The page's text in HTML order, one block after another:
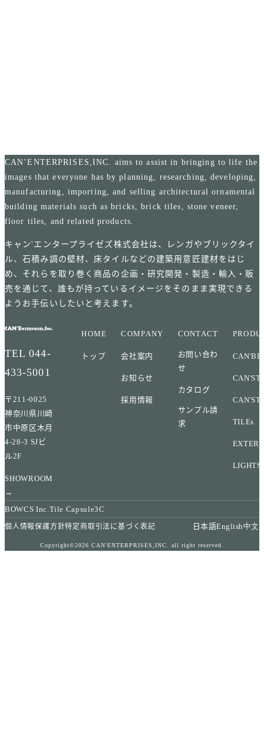
CAN’ENTERPRISES,INC. aims to assist in bringing to life the
images that everyone has by planning, researching, developing,
manufacturing, importing, and selling architectural ornamental
building materials such as bricks, brick tiles, stone veneer,
floor tiles, and related products.
キャン'エンタープライゼズ株式会社は、レンガやブリックタイ
ル、石積み調の壁材、床タイルなどの建築用意匠建材をはじ
め、それらを取り巻く商品の企画・研究開発・製造・輸入・販
売を通じて、誰もが持っているイメージをそのまま実現できる
ようお手伝いしたいと考えます。
TEL044-
433-5001
〒211-0025
神奈川県川崎
市中原区木月
4-28-3 SJビ
ル2F
SHOWROOM
→
HOME
トップ
COMPANY
会社案内
お知らせ
採用情報
CONTACT
お問い合わ
せ
カタログ
サンプル請
求
TILEs
LIGHTS
BOWCS Inc.Tile Capsule3C
個人情報保護方針特定商取引法に基づく表記 日本語English中文
Copyright©2026 CAN'ENTERPRISES,INC. all right reserved.